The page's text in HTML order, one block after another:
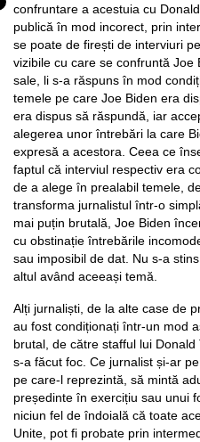
confruntare a acestuia cu
publică în mod incorect, prin
se poate de firești de interviuri
vizibile cu care se confruntă Joe
sale, li s-a răspuns în mod
temele pe care Joe Biden era
era dispus să răspundă, iar
alegerea unor întrebări la care
expresă a acestora. Ceea ce
faptul că interviul respectiv era
de a alege în prealabil temele,
transforma jurnalistul într-o
mai puțin brutală, Joe Biden
cu obstinație întrebările
sau imposibil de dat. Nu s-a
altul având aceeași temă.
Alți jurnaliști, de la alte case de
au fost condiționați într-un mod
brutal, de către stafful lui
s-a făcut foc. Ce jurnalist și-ar
pe care-l reprezintă, să mintă
președinte în exercițiu sau unui
niciun fel de îndoială că toate
Unite, pot fi probate prin